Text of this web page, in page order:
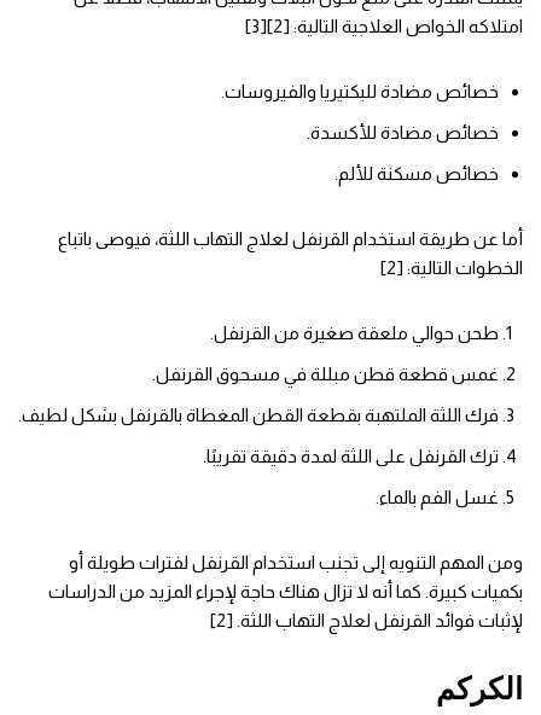
امتلاكه الخواص العلاجية التالية: [2][3]
خصائص مضادة للبكتيريا والفيروسات.
خصائص مضادة للأكسدة.
خصائص مسكنة للألم.
أما عن طريقة استخدام القرنفل لعلاج التهاب اللثة، فيوصى باتباع
الخطوات التالية: [2]
طحن حوالي ملعقة صغيرة من القرنفل.
غمس قطعة قطن مبللة في مسحوق القرنفل.
فرك اللثة الملتهبة بقطعة القطن المغطاة بالقرنفل بشكل لطيف.
ترك القرنفل على اللثة لمدة دقيقة تقريبًا.
غسل الفم بالماء.
ومن المهم التنويه إلى تجنب استخدام القرنفل لفترات طويلة أو
بكميات كبيرة. كما أنه لا تزال هناك حاجة لإجراء المزيد من الدراسات
لإثبات فوائد القرنفل لعلاج التهاب اللثة. [2]
الكركم